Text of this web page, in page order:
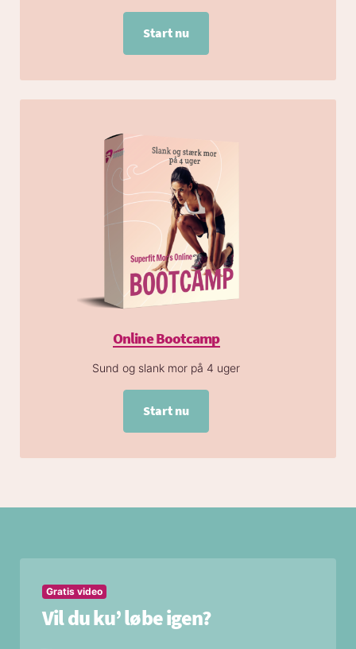
Start nu
Online Bootcamp
Sund og slank mor på 4 uger
Start nu
Gratis video
Vil du ku’ løbe igen?